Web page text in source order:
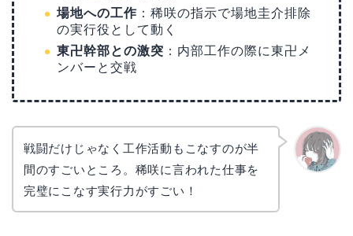
場地への工作 ：稀咲の指示で場地圭介排除
の実行役として動く
東卍幹部との激突 ：内部工作の際に東卍メ
ンバーと交戦
戦闘だけじゃなく工作活動もこなすのが半
間のすごいところ。稀咲に言われた仕事を
完璧にこなす実行力がすごい！